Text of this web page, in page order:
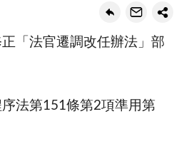
「法官遷調改任辦法」部
法第151條第2項準用第